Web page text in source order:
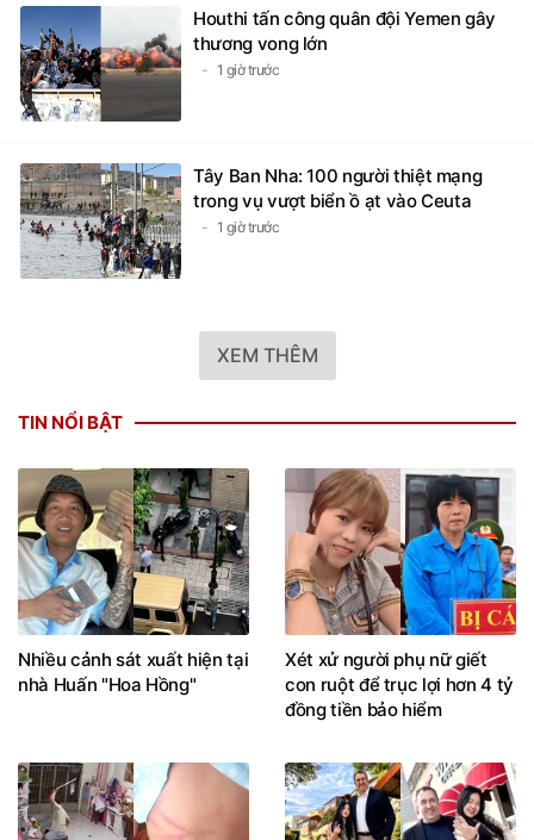
Houthi tấn công quân đội Yemen gây
thương vong lớn
1 giờ trước
Tây Ban Nha: 100 người thiệt mạng
trong vụ vượt biển ồ ạt vào Ceuta
1 giờ trước
XEM THÊM
TIN NỔI BẬT
Nhiều cảnh sát xuất hiện tại
nhà Huấn "Hoa Hồng"
Xét xử người phụ nữ giết
con ruột để trục lợi hơn 4 tỷ
đồng tiền bảo hiểm